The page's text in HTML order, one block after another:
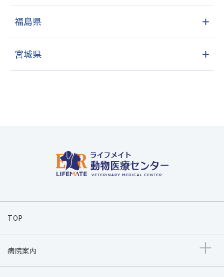
福島県 ＋
宮城県 ＋
TOP
病院案内